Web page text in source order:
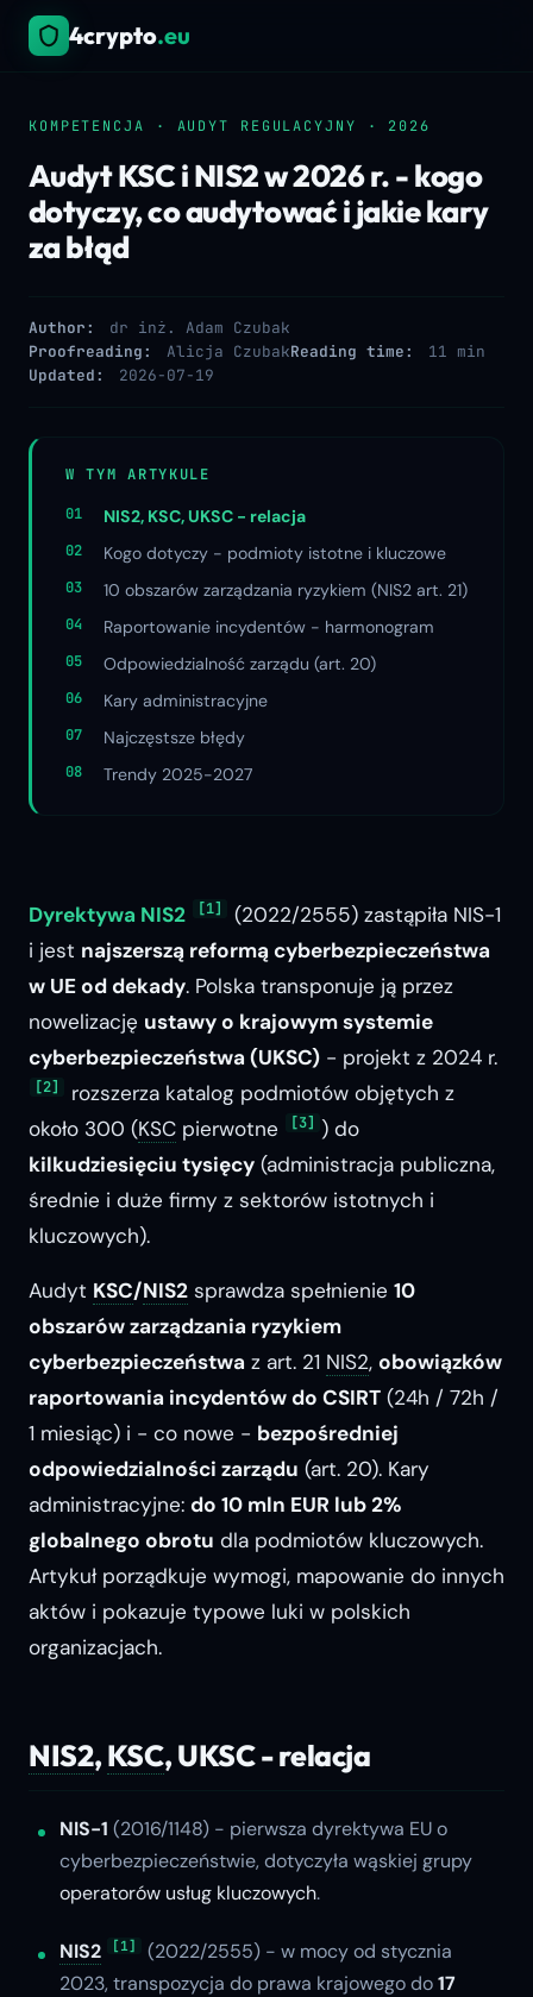
4crypto.eu
KOMPETENCJA · AUDYT REGULACYJNY · 2026
Audyt KSC i NIS2 w 2026 r. - kogo
dotyczy, co audytować i jakie kary
za błąd
Author:
dr inż. Adam Czubak
Proofreading:
Alicja CzubakReading time:
11 min
Updated:
2026-07-19
Dyrektywa NIS2 [1]
(2022/2555) zastąpiła NIS-1
i jest najszerszą reformą cyberbezpieczeństwa
w UE od dekady. Polska transponuje ją przez
nowelizację ustawy o krajowym systemie
cyberbezpieczeństwa (UKSC) - projekt z 2024 r.
[2]
rozszerza katalog podmiotów objętych z
około 300 (KSC pierwotne [3] ) do
kilkudziesięciu tysięcy (administracja publiczna,
średnie i duże firmy z sektorów istotnych i
kluczowych).
Audyt KSC/NIS2 sprawdza spełnienie 10
obszarów zarządzania ryzykiem
cyberbezpieczeństwa z art. 21 NIS2, obowiązków
raportowania incydentów do CSIRT (24h / 72h /
1 miesiąc) i - co nowe - bezpośredniej
odpowiedzialności zarządu (art. 20). Kary
administracyjne: do 10 mln EUR lub 2%
globalnego obrotu dla podmiotów kluczowych.
Artykuł porządkuje wymogi, mapowanie do innych
aktów i pokazuje typowe luki w polskich
organizacjach.
NIS2,KSC, UKSC - relacja
NIS-1 (2016/1148) - pierwsza dyrektywa EU o
cyberbezpieczeństwie, dotyczyła wąskiej grupy
operatorów usług kluczowych.
NIS2 [1]
(2022/2555) - w mocy od stycznia
2023, transpozycja do prawa krajowego do17
W TYM ARTYKULE
NIS2, KSC, UKSC - relacja
Kogo dotyczy - podmioty istotne i kluczowe
10 obszarów zarządzania ryzykiem (NIS2 art. 21)
Raportowanie incydentów - harmonogram
Odpowiedzialność zarządu (art. 20)
Kary administracyjne
Najczęstsze błędy
Trendy 2025-2027